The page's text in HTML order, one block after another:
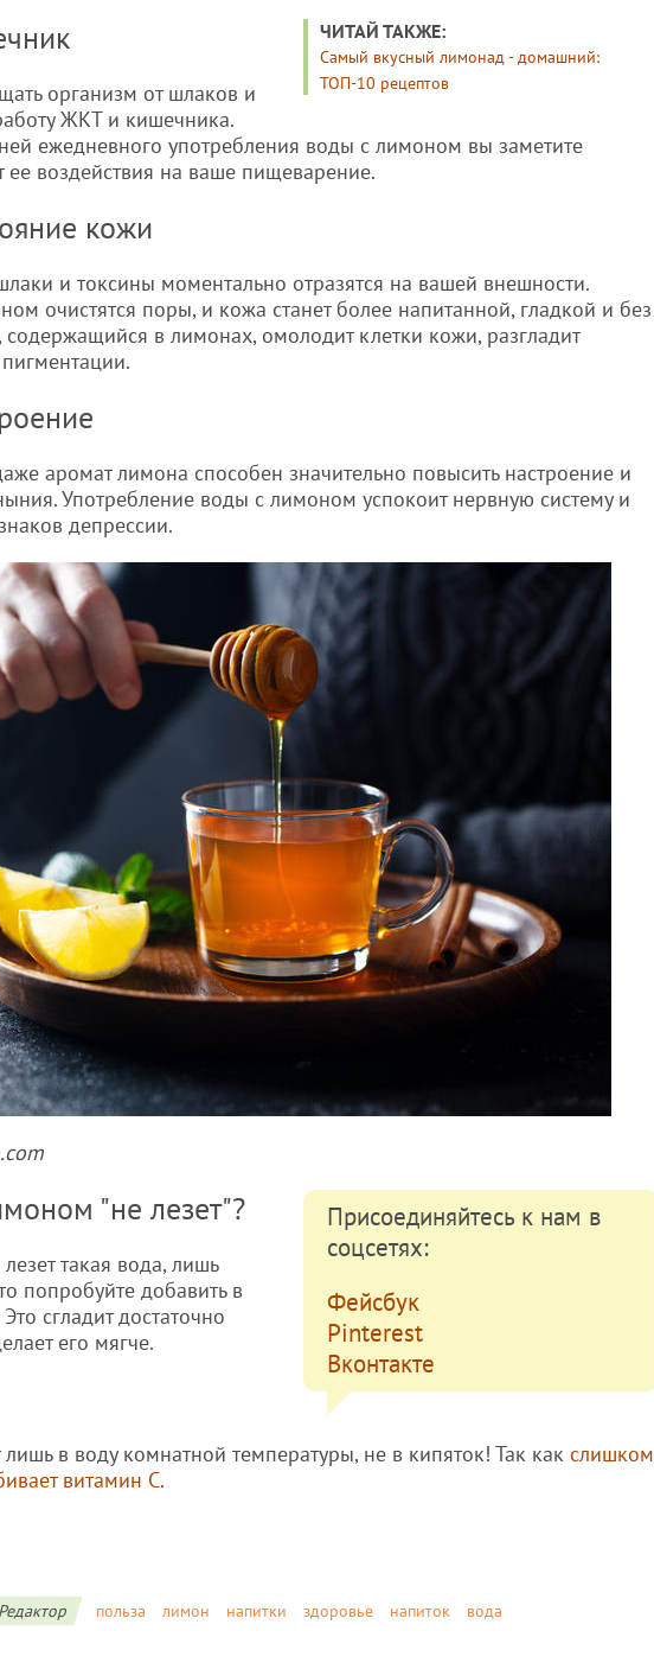
ЧИТАЙ ТАКЖЕ:
Самый вкусный лимонад - домашний:
ТОП-10 рецептов
организм от шлаков и
ЖКТ и кишечника.
ежедневного употребления воды с лимоном вы заметите
воздействия на ваше пищеварение.
кожи
и токсины моментально отразятся на вашей внешности.
очистятся поры, и кожа станет более напитанной, гладкой и без
в лимонах, омолодит клетки кожи, разгладит
аромат лимона способен значительно повысить настроение и
Употребление воды с лимоном успокоит нервную систему и
депрессии.
Присоединяйтесь к нам в
соцсетях:
Фейсбук
Pinterest
Вконтакте
"не лезет"?
такая вода, лишь
попробуйте добавить в
сгладит достаточно
его мягче.
в воду комнатной температуры, не в кипяток! Так как слишком
витамин С.
Редактор польза лимон напитки здоровье напиток вода